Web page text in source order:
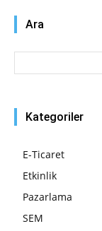
Ara
Kategoriler
E-Ticaret
Etkinlik
Pazarlama
SEM